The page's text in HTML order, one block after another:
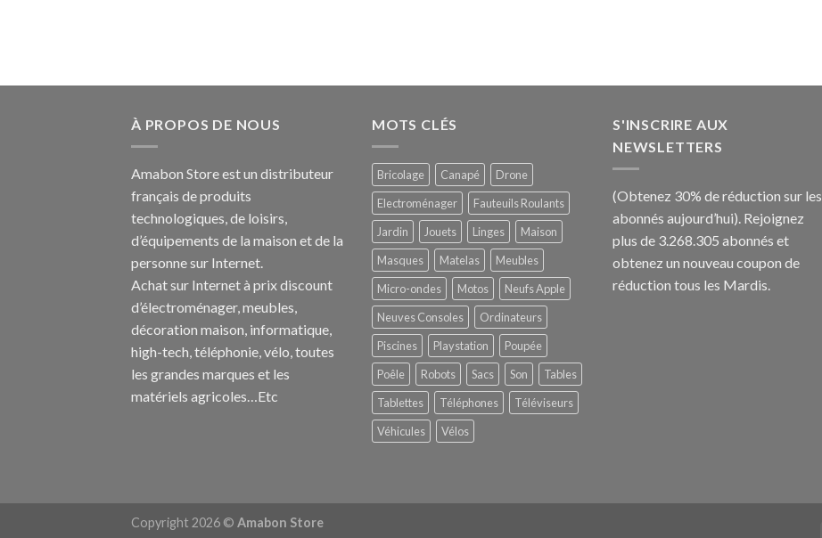
À PROPOS DE NOUS
Amabon Store est un distributeur
français de produits
technologiques, de loisirs,
d’équipements de la maison et de la
personne sur Internet.
Achat sur Internet à prix discount
d’électroménager, meubles,
décoration maison, informatique,
high-tech, téléphonie, vélo, toutes
les grandes marques et les
matériels agricoles…Etc
MOTS CLÉS
Bricolage Canapé
Drone
Electroménager
Fauteuils Roulants
Jardin
Jouets Linges
Maison
Masques
Matelas
Meubles
Micro-ondes
Motos
Neufs Apple
Neuves Consoles
Ordinateurs
Piscines
Playstation
Poupée
Poêle
Robots Sacs Son
Tables
Tablettes
Téléphones
Téléviseurs
Véhicules
Vélos
S'INSCRIRE AUX
NEWSLETTERS
(Obtenez 30% de réduction sur les
abonnés aujourd’hui). Rejoignez
plus de 3.268.305 abonnés et
obtenez un nouveau coupon de
réduction tous les Mardis.
Copyright 2026 © Amabon Store